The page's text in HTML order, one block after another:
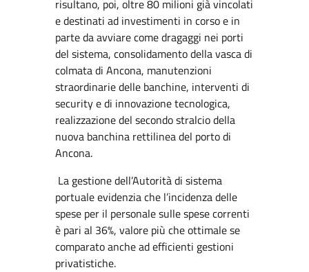
risultano, poi, oltre 80 milioni già vincolati
e destinati ad investimenti in corso e in
parte da avviare come dragaggi nei porti
del sistema, consolidamento della vasca di
colmata di Ancona, manutenzioni
straordinarie delle banchine, interventi di
security e di innovazione tecnologica,
realizzazione del secondo stralcio della
nuova banchina rettilinea del porto di
Ancona.
La gestione dell’Autorità di sistema
portuale evidenzia che l’incidenza delle
spese per il personale sulle spese correnti
è pari al 36%, valore più che ottimale se
comparato anche ad efficienti gestioni
privatistiche.